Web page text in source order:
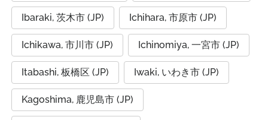
Ibaraki, 茨木市 (JP) Ichihara, 市原市 (JP)
Ichikawa, 市川市 (JP) Ichinomiya, 一宮市 (JP)
Itabashi, 板橋区 (JP) Iwaki, いわき市 (JP)
Kagoshima, 鹿児島市 (JP)